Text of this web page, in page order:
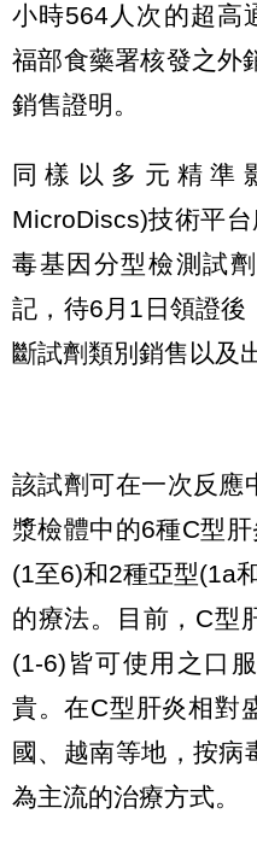
小時564人次的超高
福部食藥署核發之外
銷售證明。
同樣以多元精準
MicroDiscs)技術平
毒基因分型檢測試
記，待6月1日領證後
斷試劑類別銷售以及
該試劑可在一次反應
漿檢體中的6種C型
(1至6)和2種亞型(1a
的療法。目前，C型
(1-6)皆可使用之口
貴。在C型肝炎相對
國、越南等地，按病
為主流的治療方式。